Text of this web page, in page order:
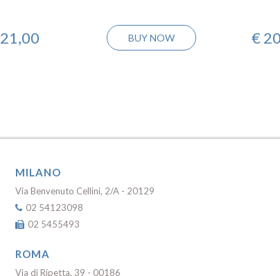
21,00 BUY NOW €
MILANO
Via Benvenuto Cellini, 2/A - 20129
02 54123098
02 5455493
ROMA
Via di Ripetta, 39 - 00186